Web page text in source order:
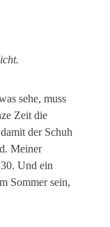
sehe, muss
Zeit die
der Schuh
Meiner
Und ein
Sommer sein,